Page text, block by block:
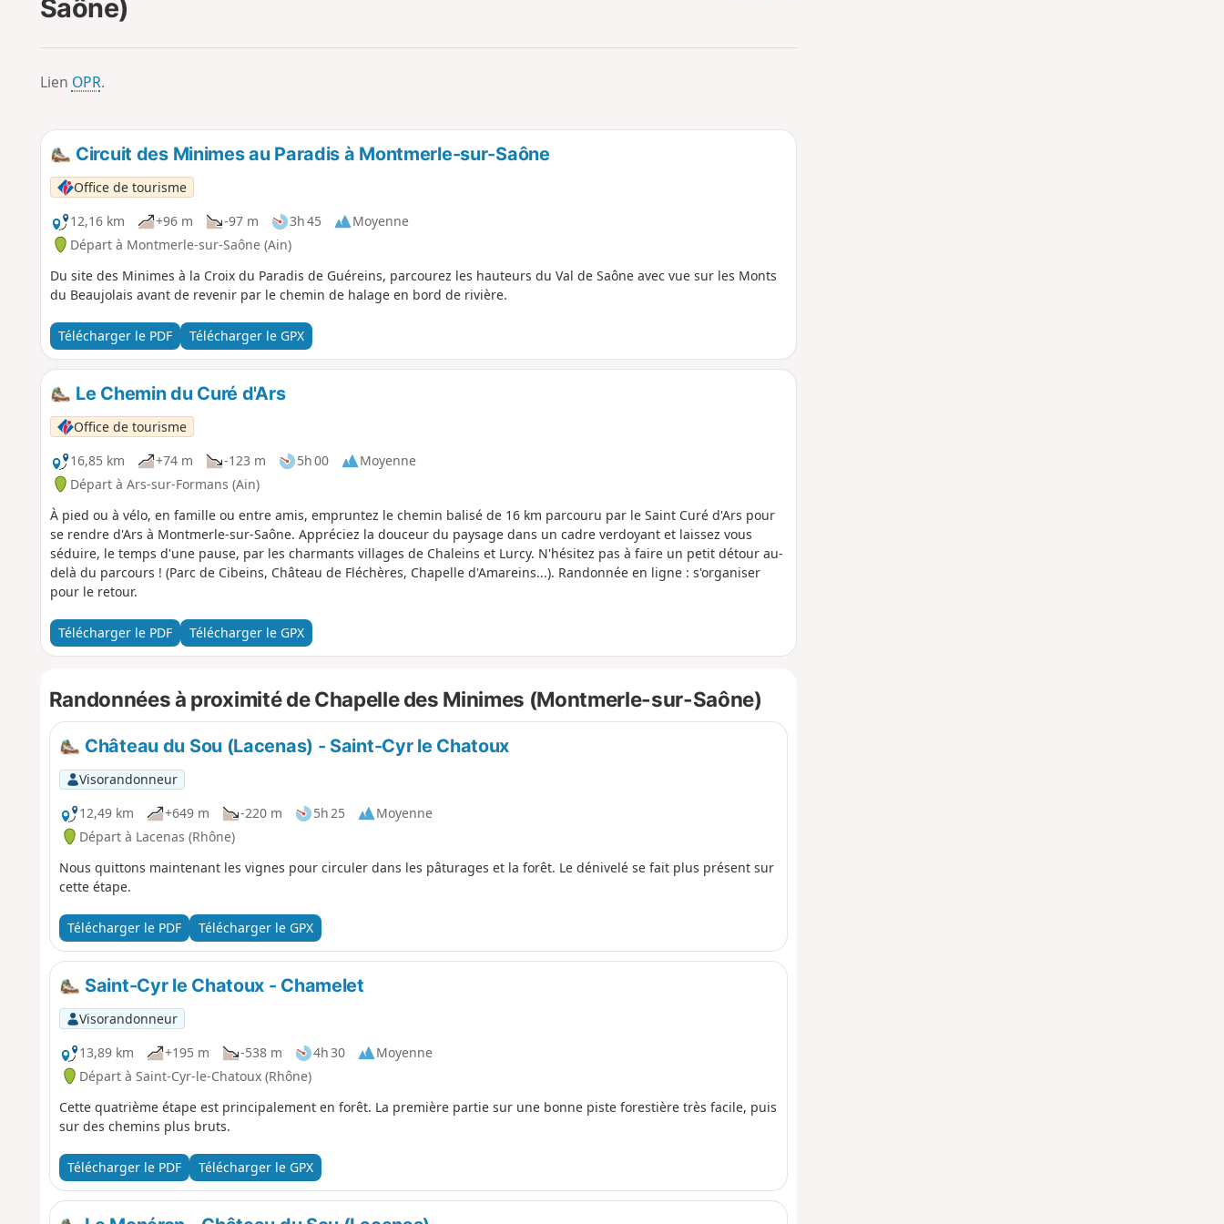
Saône)
Lien OPR.
Circuit des Minimes au Paradis à Montmerle-sur-Saône
Office de tourisme
12,16 km
+96 m -97 m 3h 45
Moyenne
Départ à Montmerle-sur-Saône (Ain)
Du site des Minimes à la Croix du Paradis de Guéreins, parcourez les hauteurs du Val de Saône avec vue sur les Monts
du Beaujolais avant de revenir par le chemin de halage en bord de rivière.
Télécharger le PDF Télécharger le GPX
Le Chemin du Curé d'Ars
Office de tourisme
16,85 km
+74 m -123 m 5h 00
Moyenne
Départ à Ars-sur-Formans (Ain)
À pied ou à vélo, en famille ou entre amis, empruntez le chemin balisé de 16 km parcouru par le Saint Curé d'Ars pour
se rendre d'Ars à Montmerle-sur-Saône. Appréciez la douceur du paysage dans un cadre verdoyant et laissez vous
séduire, le temps d'une pause, par les charmants villages de Chaleins et Lurcy. N'hésitez pas à faire un petit détour au-
delà du parcours ! (Parc de Cibeins, Château de Fléchères, Chapelle d'Amareins...). Randonnée en ligne : s'organiser
pour le retour.
Télécharger le PDF Télécharger le GPX
Randonnées à proximité de Chapelle des Minimes (Montmerle-sur-Saône)
Château du Sou (Lacenas) - Saint-Cyr le Chatoux
Visorandonneur
12,49 km
+649 m -220 m 5h 25
Moyenne
Départ à Lacenas (Rhône)
Nous quittons maintenant les vignes pour circuler dans les pâturages et la forêt. Le dénivelé se fait plus présent sur
cette étape.
Télécharger le PDF Télécharger le GPX
Saint-Cyr le Chatoux - Chamelet
Visorandonneur
13,89 km
+195 m -538 m 4h 30
Moyenne
Départ à Saint-Cyr-le-Chatoux (Rhône)
Cette quatrième étape est principalement en forêt. La première partie sur une bonne piste forestière très facile, puis
sur des chemins plus bruts.
Télécharger le PDF Télécharger le GPX